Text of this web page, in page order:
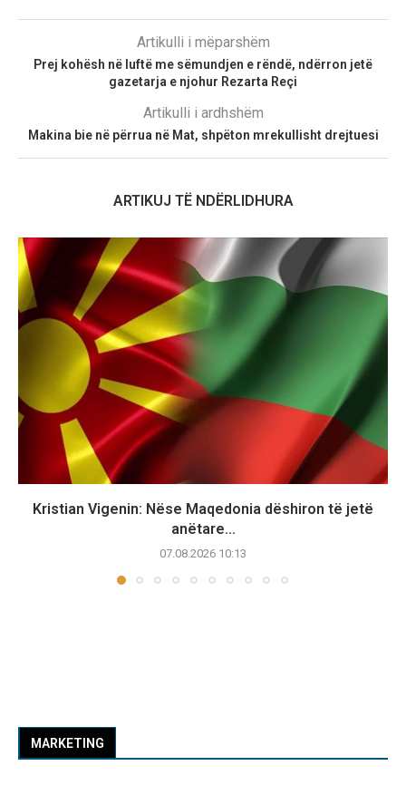
Artikulli i mëparshëm
Prej kohësh në luftë me sëmundjen e rëndë, ndërron jetë
gazetarja e njohur Rezarta Reçi
Artikulli i ardhshëm
Makina bie në përrua në Mat, shpëton mrekullisht drejtuesi
ARTIKUJ TË NDËRLIDHURA
Kristian Vigenin: Nëse Maqedonia dëshiron të jetë
anëtare...
07.08.2026 10:13
MARKETING